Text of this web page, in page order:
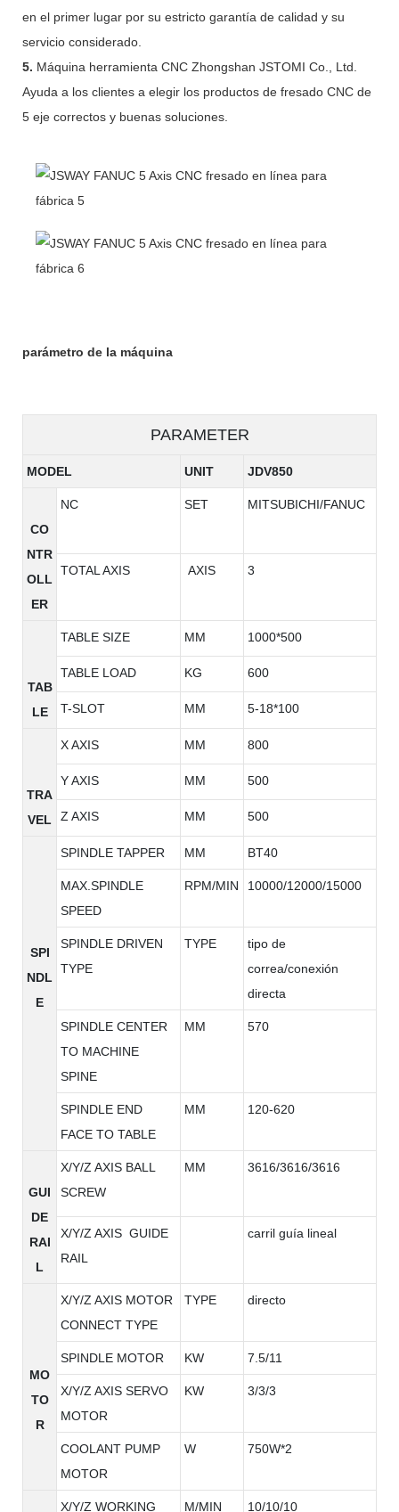
en el primer lugar por su estricto garantía de calidad y su
servicio considerado.
5. Máquina herramienta CNC Zhongshan JSTOMI Co., Ltd.
Ayuda a los clientes a elegir los productos de fresado CNC de
5 eje correctos y buenas soluciones.
parámetro de la máquina
PARAMETER
MODEL UNIT JDV850
CO
NTR
OLL
ER
NC SET MITSUBICHI/FANUC
TOTAL AXIS AXIS 3
TAB
LE
TABLE SIZE MM 1000*500
TABLE LOAD KG 600
T-SLOT MM 5-18*100
TRA
VEL
X AXIS MM 800
Y AXIS MM 500
Z AXIS MM 500
SPI
NDL
E
SPINDLE TAPPER MM BT40
MAX.SPINDLE
SPEED
RPM/MIN 10000/12000/15000
SPINDLE DRIVEN
TYPE
TYPE
tipo de
correa/conexión
directa
SPINDLE CENTER
TO MACHINE
SPINE
MM 570
SPINDLE END
FACE TO TABLE
MM 120-620
GUI
DE
RAI
L
X/Y/Z AXIS BALL
SCREW
MM 3616/3616/3616
X/Y/Z AXIS GUIDE
RAIL
carril guía lineal
MO
TO
R
X/Y/Z AXIS MOTOR
CONNECT TYPE
TYPE directo
SPINDLE MOTOR KW 7.5/11
X/Y/Z AXIS SERVO
MOTOR
KW 3/3/3
COOLANT PUMP
MOTOR
W 750W*2
X/Y/Z WORKING M/MIN 10/10/10